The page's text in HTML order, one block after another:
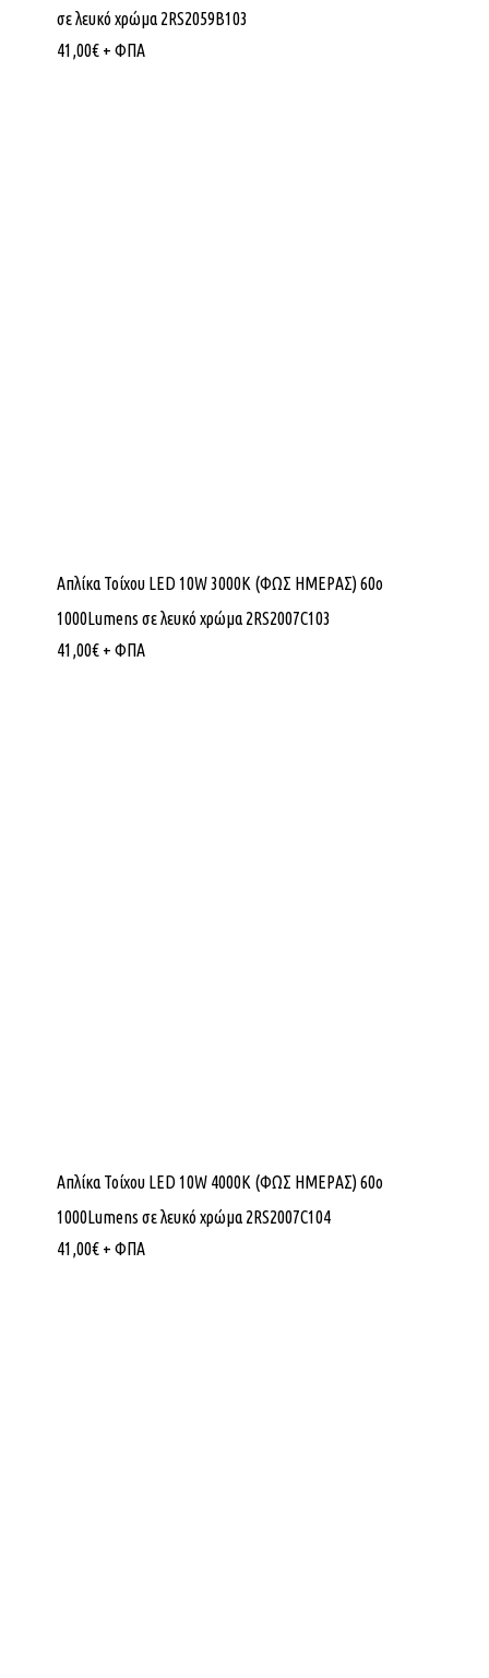
σε λευκό χρώμα 2RS2059B103
41,00€ + ΦΠΑ
Απλίκα Τοίχου LED 10W 3000K (ΦΩΣ ΗΜΕΡΑΣ) 60ο
1000Lumens σε λευκό χρώμα 2RS2007C103
41,00€ + ΦΠΑ
Απλίκα Τοίχου LED 10W 4000K (ΦΩΣ ΗΜΕΡΑΣ) 60ο
1000Lumens σε λευκό χρώμα 2RS2007C104
41,00€ + ΦΠΑ